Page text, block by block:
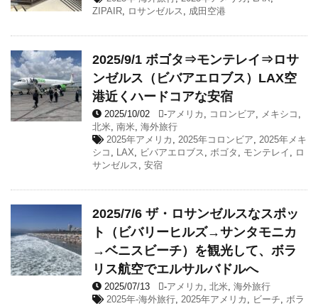
ZIPAIR, ロサンゼルス , 成田空港
2025/9/1 ボゴタ⇒モンテレイ⇒ロサ
ンゼルス（ビバアエロブス）LAX空
港近くハードコアな安宿
2025/10/02 -アメリカ , コロンビア, メキシコ ,
北米, 南米, 海外旅行
2025年アメリカ , 2025年コロンビア, 2025年メキ
シコ , LAX, ビバアエロブス , ボゴタ , モンテレイ , ロ
サンゼルス , 安宿
2025/7/6 ザ・ロサンゼルスなスポッ
ト（ビバリーヒルズ→サンタモニカ
→ベニスビーチ）を観光して、ボラ
リス航空でエルサルバドルへ
2025/07/13 -アメリカ , 北米, 海外旅行
2025年-海外旅行, 2025年アメリカ , ビーチ, ボラ